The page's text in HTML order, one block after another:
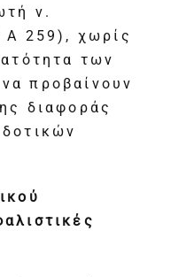
ν.
259), χωρίς
των
προβαίνουν
διαφοράς